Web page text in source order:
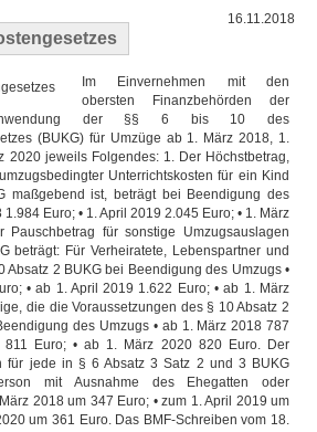
16.11.2018
Im Einvernehmen mit den
obersten Finanzbehörden der
der §§ 6 bis 10 des
(BUKG) für Umzüge ab 1. März 2018, 1.
2020 jeweils Folgendes: 1. Der Höchstbetrag,
Unterrichtskosten für ein Kind
maßgebend ist, beträgt bei Beendigung des
Euro; • 1. April 2019 2.045 Euro; • 1. März
für sonstige Umzugsauslagen
beträgt: Für Verheiratete, Lebenspartner und
Absatz 2 BUKG bei Beendigung des Umzugs •
• ab 1. April 2019 1.622 Euro; • ab 1. März
die die Voraussetzungen des § 10 Absatz 2
des Umzugs • ab 1. März 2018 787
Euro; • ab 1. März 2020 820 Euro. Der
für jede in § 6 Absatz 3 Satz 2 und 3 BUKG
mit Ausnahme des Ehegatten oder
2018 um 347 Euro; • zum 1. April 2019 um
um 361 Euro. Das BMF-Schreiben vom 18.